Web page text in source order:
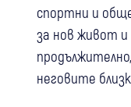
спортни и
за нов живот и
неговите